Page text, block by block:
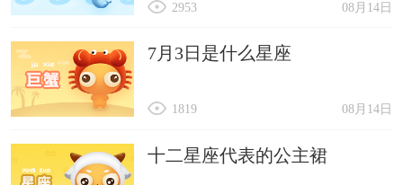
08月14日
2953
7月3日是什么星座
08月14日
1819
十二星座代表的公主裙